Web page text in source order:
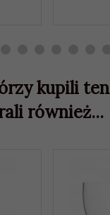
kupili
również...